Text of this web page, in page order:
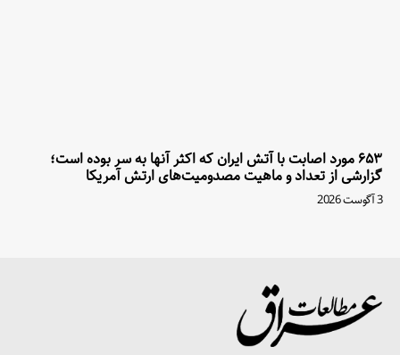
۶۵۳ مورد اصابت با آتش ایران که اکثر آنها به سر بوده است؛
گزارشی از تعداد و ماهیت مصدومیت‌های ارتش آمریکا
3 آگوست 2026